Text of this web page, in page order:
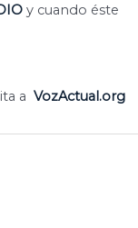
y cuando éste
a VozActual.org